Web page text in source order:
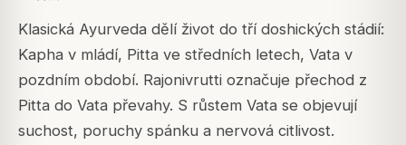
Klasická Ayurveda dělí život do tří doshických stádií:
Kapha v mládí, Pitta ve středních letech, Vata v
pozdním období. Rajonivrutti označuje přechod z
Pitta do Vata převahy. S růstem Vata se objevují
suchost, poruchy spánku a nervová citlivost.